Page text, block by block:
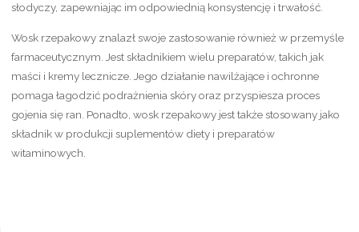
słodyczy, zapewniając im odpowiednią konsystencję i trwałość.
Wosk rzepakowy znalazł swoje zastosowanie również w przemyśle
farmaceutycznym. Jest składnikiem wielu preparatów, takich jak
maści i kremy lecznicze. Jego działanie nawilżające i ochronne
pomaga łagodzić podrażnienia skóry oraz przyspiesza proces
gojenia się ran. Ponadto, wosk rzepakowy jest także stosowany jako
składnik w produkcji suplementów diety i preparatów
witaminowych.